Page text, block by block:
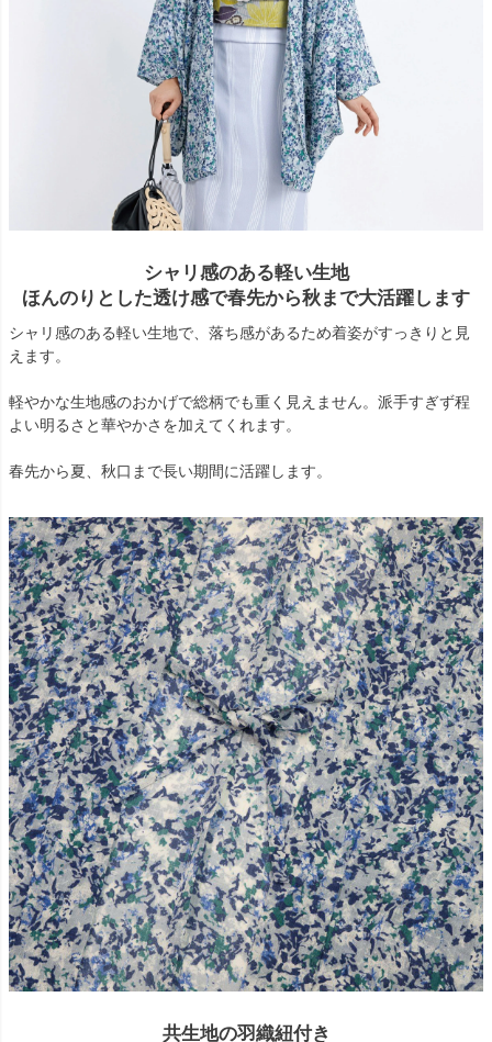
シャリ感のある軽い生地
ほんのりとした透け感で春先から秋まで大活躍します
シャリ感のある軽い生地で、落ち感があるため着姿がすっきりと見
えます。
軽やかな生地感のおかげで総柄でも重く見えません。派手すぎず程
よい明るさと華やかさを加えてくれます。
春先から夏、秋口まで長い期間に活躍します。
共生地の羽織紐付き